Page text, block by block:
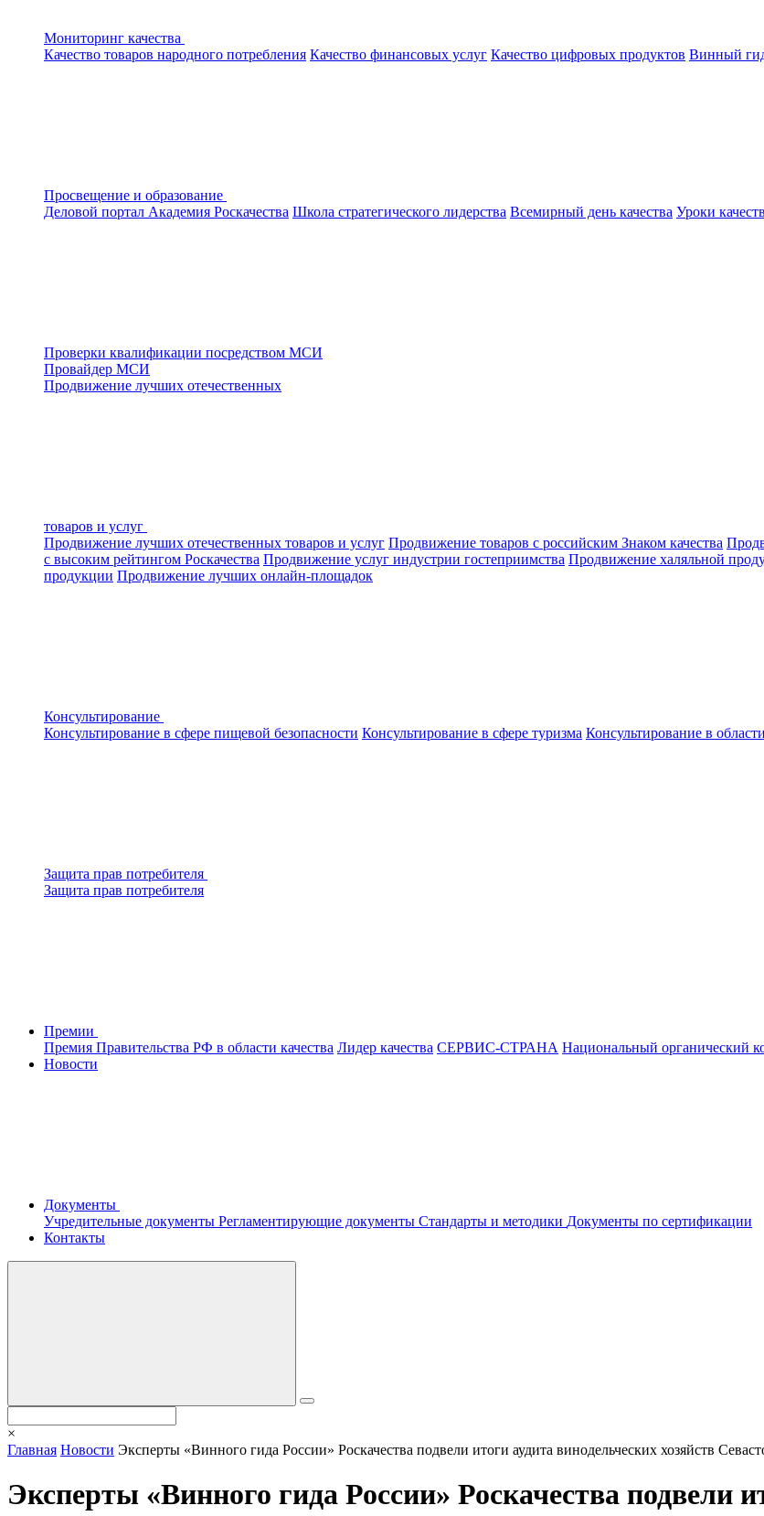
Мониторинг качества
Качество товаров народного потребления Качество финансовых услуг Качество цифровых продуктов Винный
Просвещение и образование
Деловой портал Академия Роскачества Школа стратегического лидерства Всемирный день качества Уроки
Проверки квалификации посредством МСИ
Провайдер МСИ
Продвижение лучших отечественных
товаров и услуг
Продвижение лучших отечественных товаров и услуг Продвижение товаров с российским Знаком качества
с высоким рейтингом Роскачества Продвижение услуг индустрии гостеприимства Продвижение халяльной
продукции Продвижение лучших онлайн-площадок
Консультирование
Консультирование в сфере пищевой безопасности Консультирование в сфере туризма Консультирование в
Защита прав потребителя
Защита прав потребителя
Премии
Премия Правительства РФ в области качества Лидер качества СЕРВИС-СТРАНА Национальный органический
Новости
Документы
Учредительные документы Регламентирующие документы Стандарты и методики Документы по сертификации
Контакты
×
Главная Новости Эксперты «Винного гида России» Роскачества подвели итоги аудита винодельческих хозяйств
Эксперты «Винного гида России» Роскачества подвели